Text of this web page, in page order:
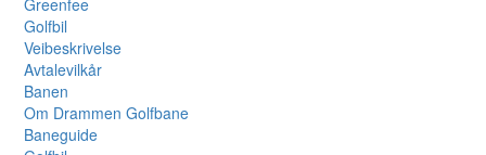
Greenfee
Golfbil
Veibeskrivelse
Avtalevilkår
Banen
Om Drammen Golfbane
Baneguide